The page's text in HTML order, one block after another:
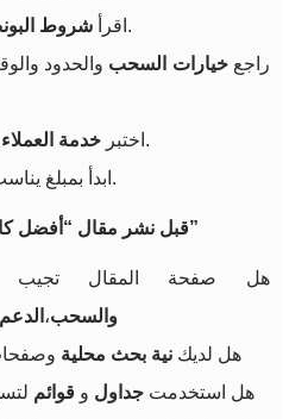
اقرأ شروط
الأساسية قبل التفعيل.
راجعخيارات السحب والحدود
اختبر خدمة العملاء
بسؤال بسيط قبل الإيداع.
ابدأ بمبلغ يناسب ميزانيتك، وحدد حدودك.
للكاتب / خبير SEO: قبل نشر مقال “أفضل كازينو”
هل صفحة المقال
والسحب،
هل لديك نية بحث محلية
هل استخدمت جداول و قوائم